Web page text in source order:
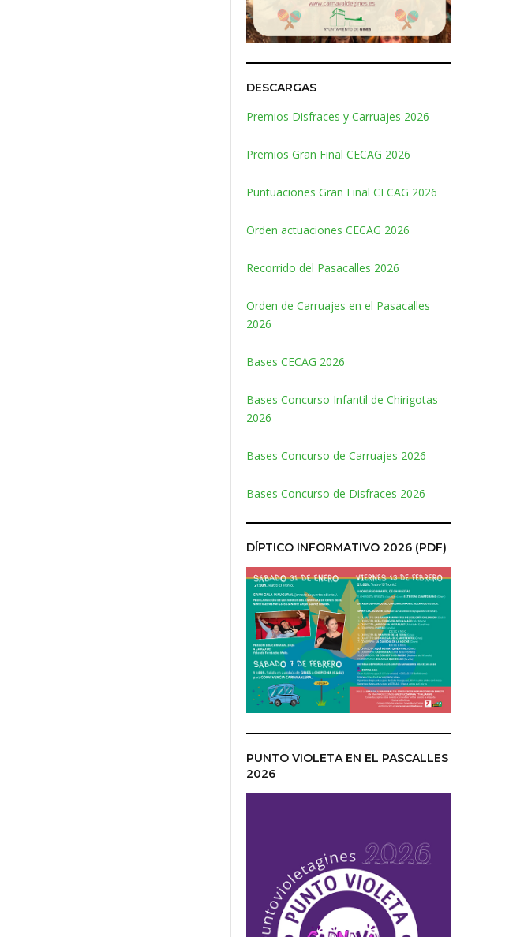
DESCARGAS
Premios Disfraces y Carruajes 2026
Premios Gran Final CECAG 2026
Puntuaciones Gran Final CECAG 2026
Orden actuaciones CECAG 2026
Recorrido del Pasacalles 2026
Orden de Carruajes en el Pasacalles
2026
Bases CECAG 2026
Bases Concurso Infantil de Chirigotas
2026
Bases Concurso de Carruajes 2026
Bases Concurso de Disfraces 2026
DÍPTICO INFORMATIVO 2026 (PDF)
PUNTO VIOLETA EN EL PASCALLES
2026